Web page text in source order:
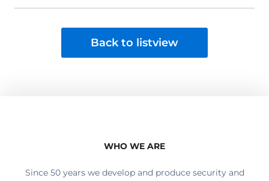
Back to listview
WHO WE ARE
Since 50 years we develop and produce security and